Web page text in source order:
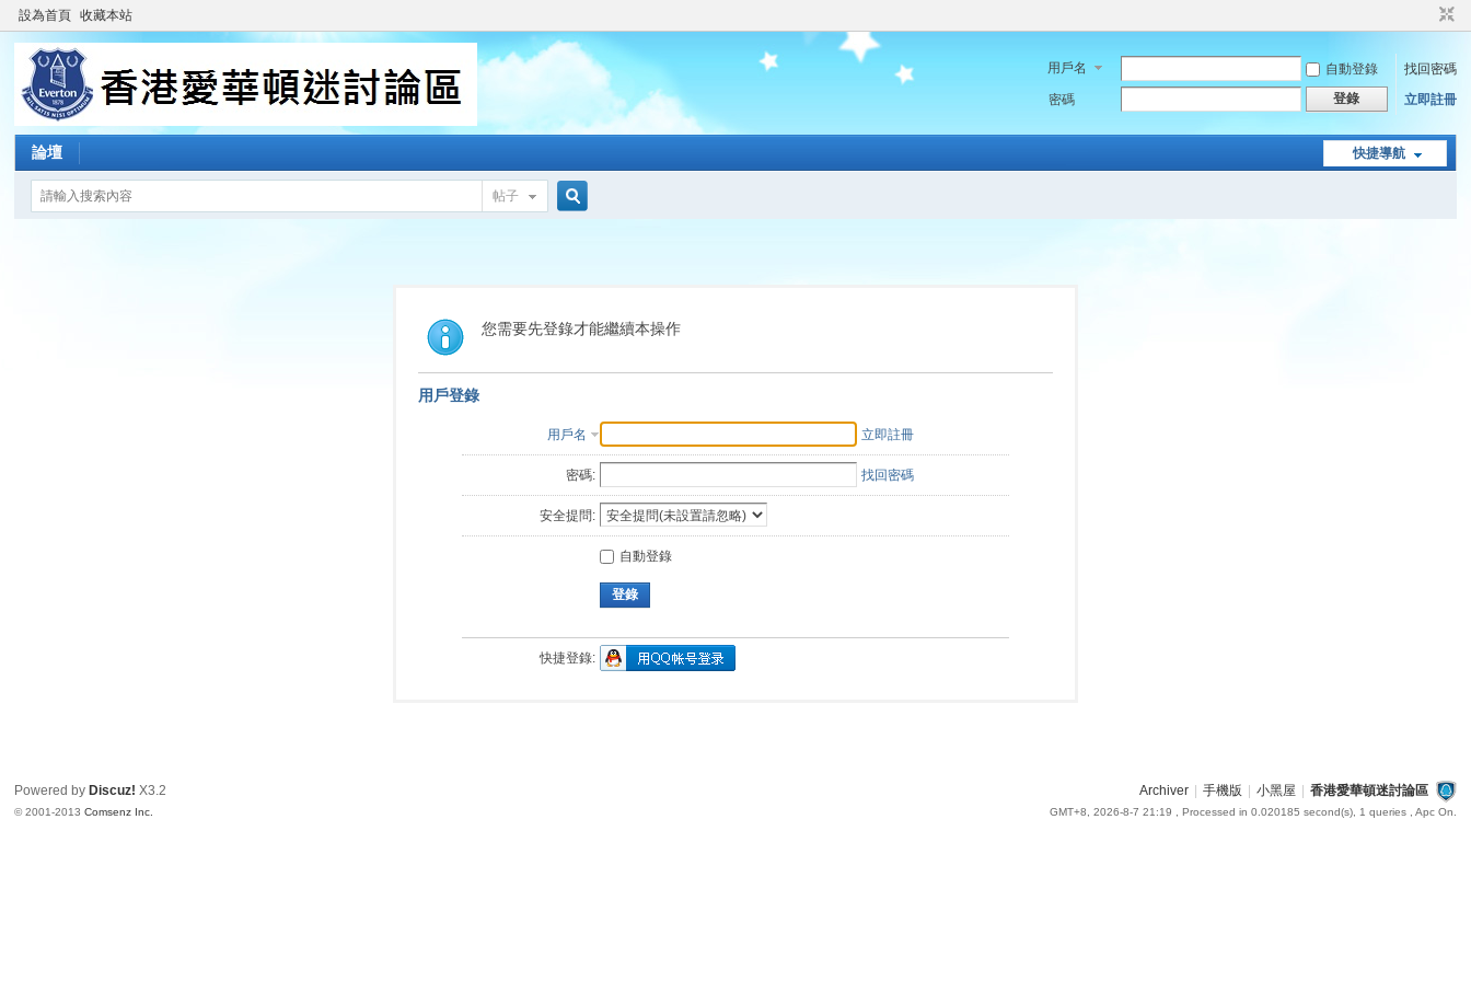
設為首頁 收藏本站
用戶名 自動登錄
找回密碼
密碼
登錄 立即註冊
快捷導航
論壇
帖子
索
您需要先登錄才能繼續本操作
用戶登錄
用戶名 立即註冊
密碼: 找回密碼
安全提問:
自動登錄
登錄
快捷登錄:
Archiver 手機版 小黑屋 香港愛華頓迷討論區
GMT+8, 2026-8-7 21:19 , Processed in 0.020185 second(s), 1 queries , Apc On.
Powered by Discuz! X3.2
© 2001-2013Comsenz Inc.